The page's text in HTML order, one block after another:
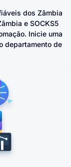
​​dos Zâmbia
e SOCKS5
Inicie uma
departamento de